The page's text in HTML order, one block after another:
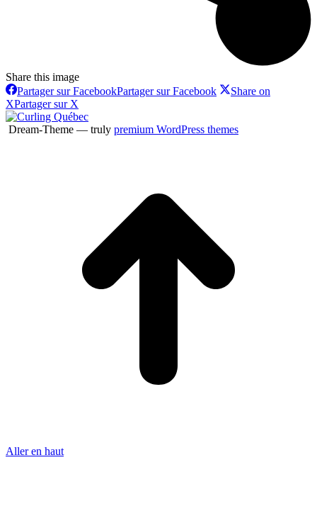
Share this image
Partager sur FacebookPartager sur Facebook
Share on
XPartager sur X
Dream-Theme — truly premium WordPress themes
Aller en haut